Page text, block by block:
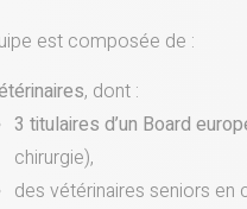
est composée de :
, dont :
3 titulaires d’un Board
chirurgie),
des vétérinaires seniors en